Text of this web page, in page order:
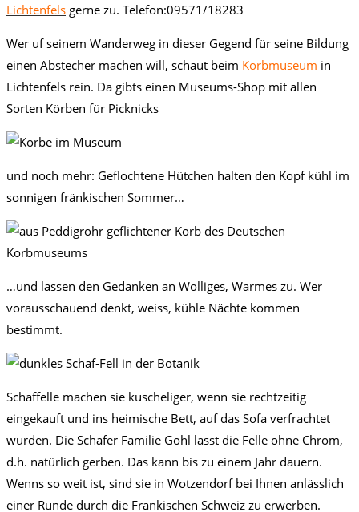
Lichtenfels gerne zu. Telefon:09571/18283
Wer uf seinem Wanderweg in dieser Gegend für seine Bildung
einen Abstecher machen will, schaut beim Korbmuseum in
Lichtenfels rein. Da gibts einen Museums-Shop mit allen
Sorten Körben für Picknicks
und noch mehr: Geflochtene Hütchen halten den Kopf kühl im
sonnigen fränkischen Sommer…
…und lassen den Gedanken an Wolliges, Warmes zu. Wer
vorausschauend denkt, weiss, kühle Nächte kommen
bestimmt.
Schaffelle machen sie kuscheliger, wenn sie rechtzeitig
eingekauft und ins heimische Bett, auf das Sofa verfrachtet
wurden. Die Schäfer Familie Göhl lässt die Felle ohne Chrom,
d.h. natürlich gerben. Das kann bis zu einem Jahr dauern.
Wenns so weit ist, sind sie in Wotzendorf bei Ihnen anlässlich
einer Runde durch die Fränkischen Schweiz zu erwerben.